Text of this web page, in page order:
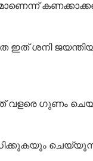
ഇത് ശനി
വളരെ ഗുണം